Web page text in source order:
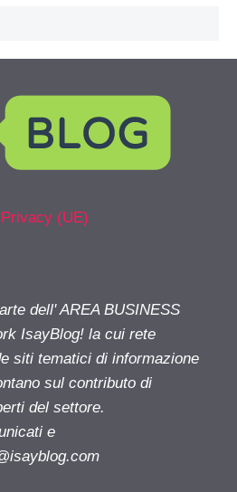
(UE)
dell' AREA BUSINESS
IsayBlog! la cui rete
siti tematici di informazione
sul contributo di
del settore.
e